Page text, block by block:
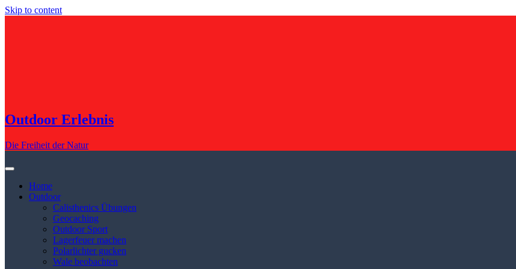
Skip to content
Outdoor Erlebnis
Die Freiheit der Natur
Home
Outdoor
Calisthenics Übungen
Geocaching
Outdoor Sport
Lagerfeuer machen
Polarlichter gucken
Wale beobachten